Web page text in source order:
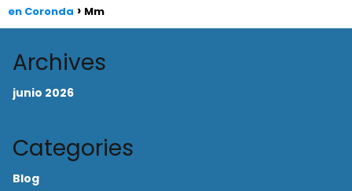
en Coronda
Mm
Archives
junio 2026
Categories
Blog